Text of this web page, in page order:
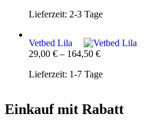
Lieferzeit: 2-3 Tage
Vetbed Lila
29,00 € – 164,50 €
Lieferzeit: 1-7 Tage
Einkauf mit Rabatt